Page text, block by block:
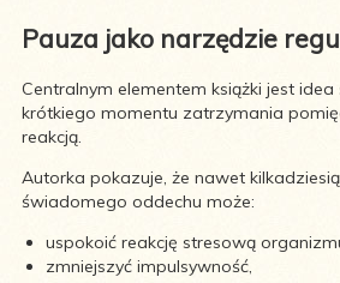
Pauza jako narzędzie
Centralnym elementem książki jest
krótkiego momentu zatrzymania
reakcją.
Autorka pokazuje, że nawet
świadomego oddechu może:
uspokoić reakcję stresową
zmniejszyć impulsywność,